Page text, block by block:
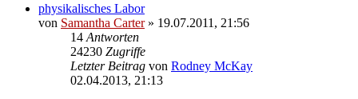
physikalisches Labor
von Samantha Carter» 19.07.2011, 21:56
14 Antworten
24230 Zugriffe
Letzter Beitrag von Rodney McKay
02.04.2013, 21:13